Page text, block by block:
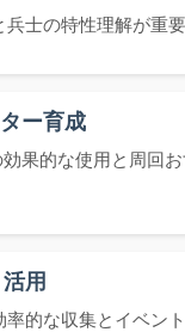
兵士の特性理解が重要
ー育成
果的な使用と周回
用
率的な収集とイベン